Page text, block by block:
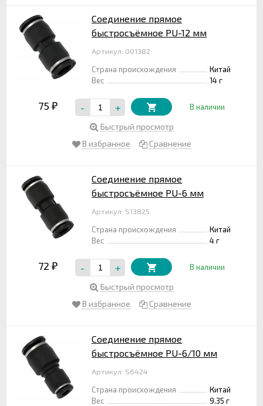
Соединение прямое
быстросъёмное PU-12 мм
Артикул: 001382
Страна происхождения
Китай
Вес
14 г
75 ₽ - + В наличии
Быстрый просмотр
В избранное
Сравнение
Соединение прямое
быстросъёмное PU-6 мм
Артикул: S13825
Страна происхождения
Китай
Вес
4 г
72 ₽ - + В наличии
Быстрый просмотр
В избранное
Сравнение
Соединение прямое
быстросъёмное PU-6/10 мм
Артикул: S6424
Страна происхождения
Китай
Вес
9.35 г